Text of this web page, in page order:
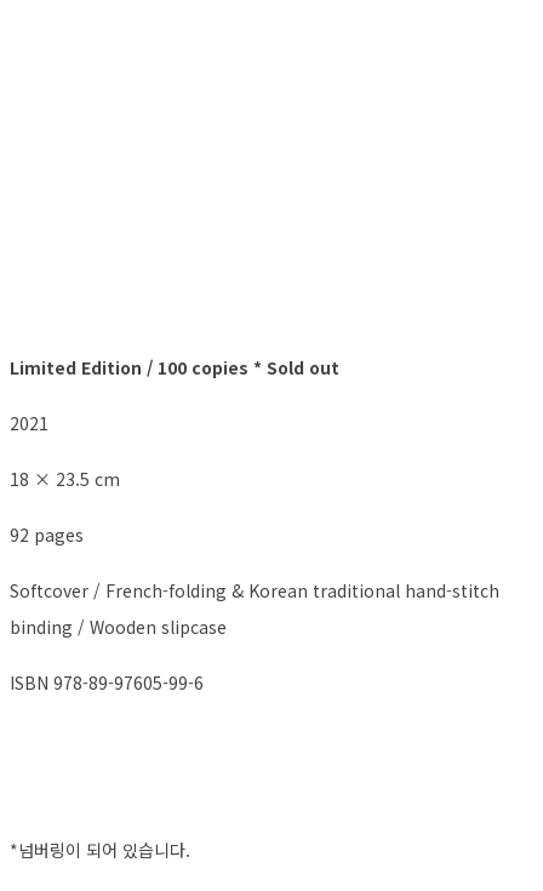
Limited Edition / 100 copies * Sold out
2021
18 × 23.5 cm
92 pages
Softcover / French-folding & Korean traditional hand-stitch
binding / Wooden slipcase
ISBN 978-89-97605-99-6
*넘버링이 되어 있습니다.